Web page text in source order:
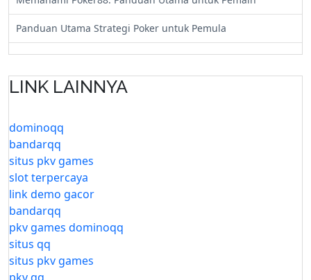
Panduan Utama Strategi Poker untuk Pemula
LINK LAINNYA
dominoqq
bandarqq
situs pkv games
slot terpercaya
link demo gacor
bandarqq
pkv games dominoqq
situs qq
situs pkv games